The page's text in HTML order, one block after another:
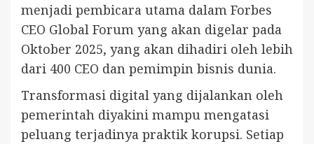
menjadi pembicara utama dalam Forbes
CEO Global Forum yang akan digelar pada
Oktober 2025, yang akan dihadiri oleh lebih
dari 400 CEO dan pemimpin bisnis dunia.
Transformasi digital yang dijalankan oleh
pemerintah diyakini mampu mengatasi
peluang terjadinya praktik korupsi. Setiap